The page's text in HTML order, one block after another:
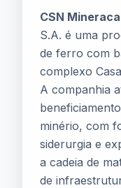
CSN
S.A. é uma
de ferro com
complexo
A companhia
minério, com
siderurgia e
a cadeia de
de